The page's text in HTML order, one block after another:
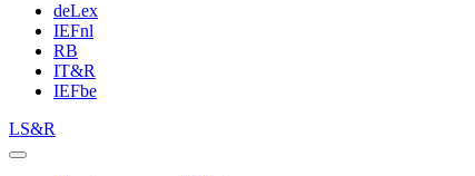
deLex
IEFnl
RB
IT&R
IEFbe
LS&R